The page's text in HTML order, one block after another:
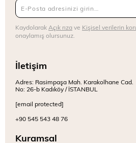
KaydolarakAçık rızave Kişisel verilerin
onaylamış olursunuz.
İletişim
Adres: Rasimpaşa Mah. Karakolhane Cad.
No: 26-b Kadıköy / İSTANBUL
[email protected]
+90 545 543 48 76
Kuramsal